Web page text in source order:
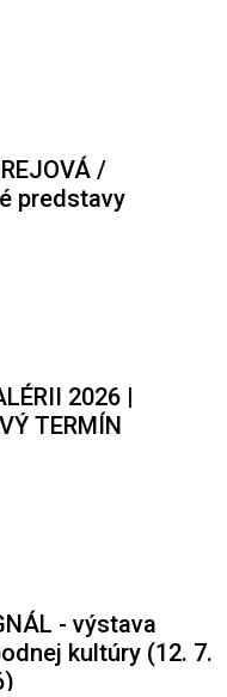
/
predstavy
2026 |
TERMÍN
- výstava
kultúry (12. 7.